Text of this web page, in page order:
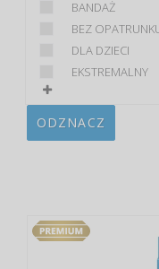
BANDAŻ
BEZ
DLA DZIECI
EKSTREMALNY
ODZNACZ